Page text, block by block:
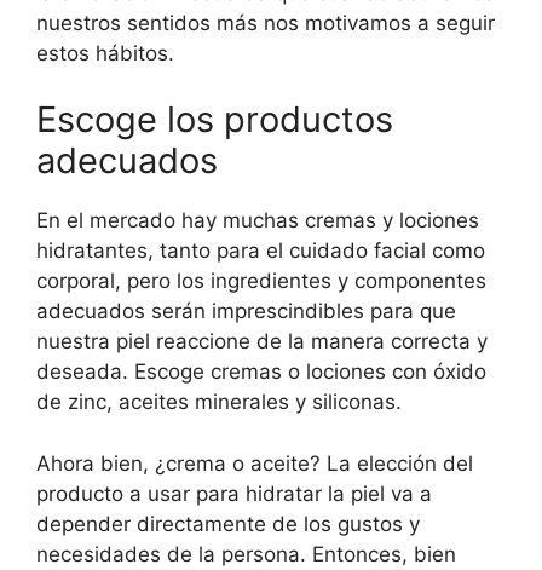
nuestros sentidos más nos motivamos a seguir
estos hábitos.
Escoge los productos
adecuados
En el mercado hay muchas cremas y lociones
hidratantes, tanto para el cuidado facial como
corporal, pero los ingredientes y componentes
adecuados serán imprescindibles para que
nuestra piel reaccione de la manera correcta y
deseada. Escoge cremas o lociones con óxido
de zinc, aceites minerales y siliconas.
Ahora bien, ¿crema o aceite? La elección del
producto a usar para hidratar la piel va a
depender directamente de los gustos y
necesidades de la persona. Entonces, bien